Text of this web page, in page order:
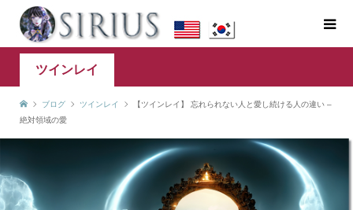
ツインレイ
ブログ ツインレイ
【ツインレイ】 忘れられない人と愛し続ける人の違い –
絶対領域の愛